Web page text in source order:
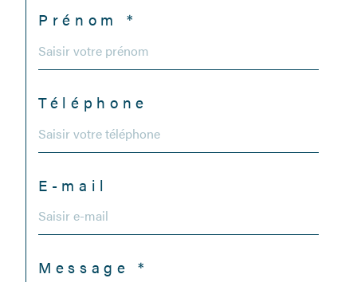
Prénom *
Téléphone
E-mail
Message *